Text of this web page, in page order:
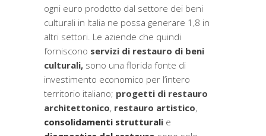
ogni euro prodotto dal settore dei beni
culturali in Italia ne possa generare 1,8 in
altri settori. Le aziende che quindi
forniscono servizi di restauro di beni
culturali, sono una florida fonte di
investimento economico per l’intero
territorio italiano; progetti di restauro
architettonico, restauro artistico,
consolidamenti strutturali e